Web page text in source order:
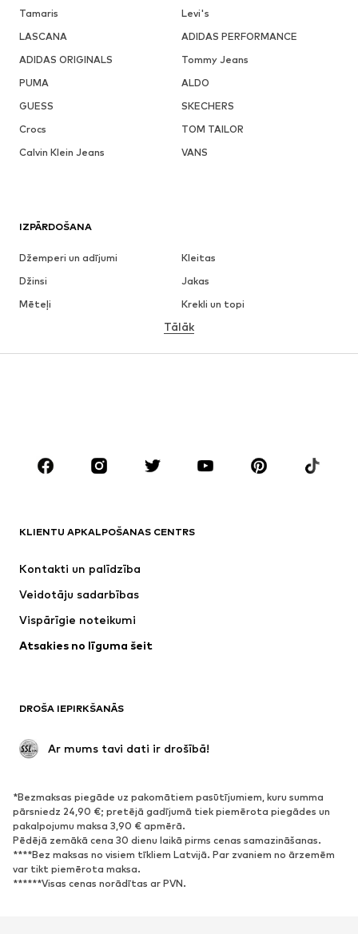
Tamaris
Levi's
LASCANA
ADIDAS PERFORMANCE
ADIDAS ORIGINALS
Tommy Jeans
PUMA
ALDO
GUESS
SKECHERS
Crocs
TOM TAILOR
Calvin Klein Jeans
VANS
IZPĀRDOŠANA
Džemperi un adījumi
Kleitas
Džinsi
Jakas
Mēteļi
Krekli un topi
Apakšveļa
Svārki
Blūzes un tunikas
Aksesuāri
Premium
Jaunumi
Šobrīd populāri
Apakšveļa
Mēteļi
Svinības
Ekskluzīvi
APAVI
Jaunumi
Šobrīd populāri
Brīvā laika apavi
Puszābaki
Augstpapēžu apavi
Zābaki
Tālāk
KLIENTU APKALPOŠANAS CENTRS
Kontakti un palīdzība
Veidotāju sadarbības
Vispārīgie noteikumi
Atsakies no līguma šeit
DROŠA IEPIRKŠANĀS
Ar mums tavi dati ir drošībā!
*Bezmaksas piegāde uz pakomātiem pasūtījumiem, kuru summa
pārsniedz 24,90 €; pretējā gadījumā tiek piemērota piegādes un
pakalpojumu maksa 3,90 € apmērā.
Pēdējā zemākā cena 30 dienu laikā pirms cenas samazināšanas.
****Bez maksas no visiem tīkliem Latvijā. Par zvaniem no ārzemēm
var tikt piemērota maksa.
******Visas cenas norādītas ar PVN.